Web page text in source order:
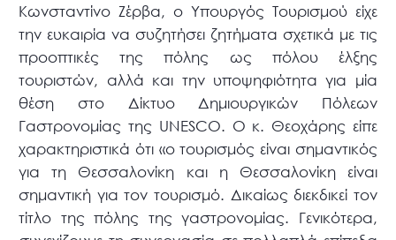
Κωνσταντίνο Ζέρβα, ο Υπουργός Τουρισμού είχε
την ευκαιρία να συζητήσει ζητήματα σχετικά με τις
προοπτικές της πόλης ως πόλου έλξης
τουριστών, αλλά και την υποψηφιότητα για μία
θέση στο Δίκτυο Δημιουργικών Πόλεων
Γαστρονομίας της UNESCO. Ο κ. Θεοχάρης είπε
χαρακτηριστικά ότι «ο τουρισμός είναι σημαντικός
για τη Θεσσαλονίκη και η Θεσσαλονίκη είναι
σημαντική για τον τουρισμό. Δικαίως διεκδικεί τον
τίτλο της πόλης της γαστρονομίας. Γενικότερα,